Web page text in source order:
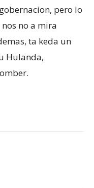
pero lo
no a mira
ta keda un
Hulanda,